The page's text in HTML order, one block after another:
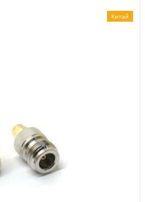
Китай